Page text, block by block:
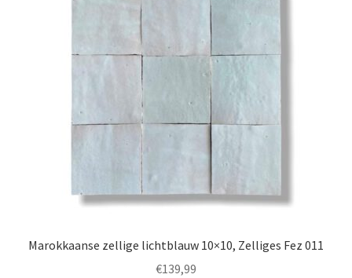
Marokkaanse zellige lichtblauw 10×10, Zelliges Fez 011
€139,99